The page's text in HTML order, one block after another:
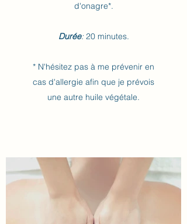
d'onagre*.
Durée:20 minutes.
* N'hésitez pas à me prévenir en
cas d'allergie afin que je prévois
une autre huile végétale.